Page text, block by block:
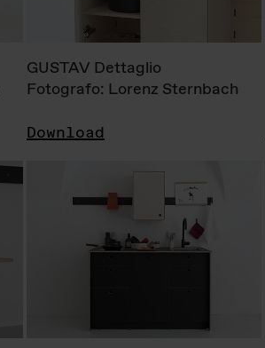
GUSTAV Dettaglio
Fotografo: Lorenz Sternbach
Download